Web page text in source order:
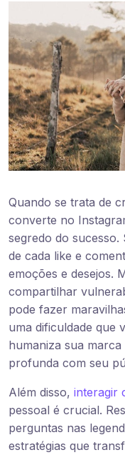
Quando se trata de
converte no
segredo do
de cada like e
emoções e desejos.
compartilhar
pode fazer
uma dificuldade que
humaniza sua
profunda com seu
Além disso, interagir
pessoal é crucial.
perguntas nas
estratégias que